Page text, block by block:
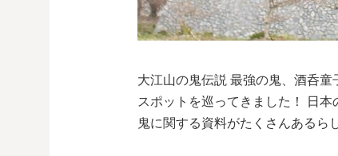
大江山の鬼伝説 最強の鬼、酒呑
スポットを巡ってきました！ 日本
鬼に関する資料がたくさんあるら